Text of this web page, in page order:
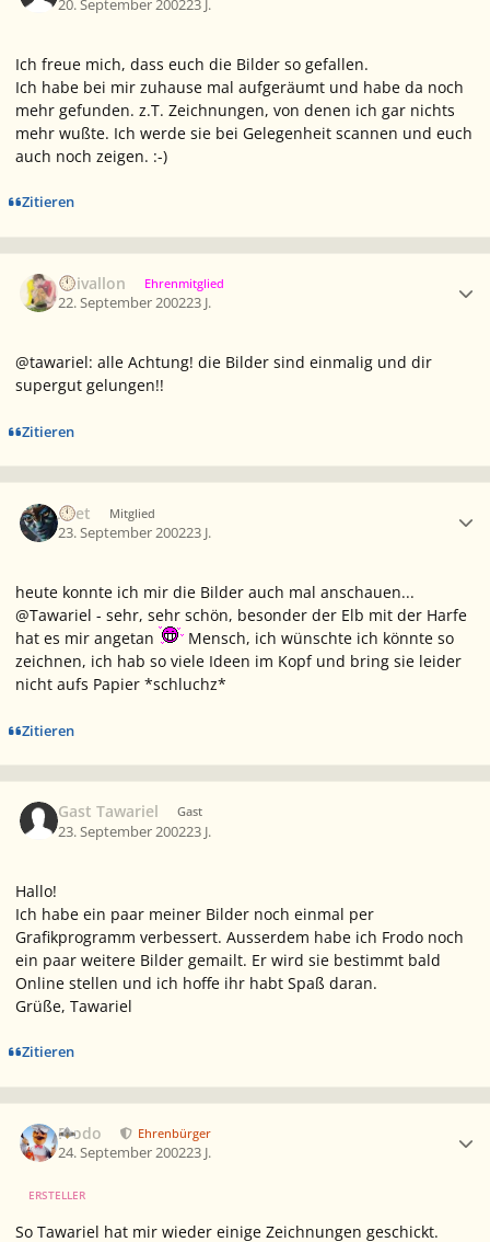
20. September 200223 J.
Ich freue mich, dass euch die Bilder so gefallen.
Ich habe bei mir zuhause mal aufgeräumt und habe da noch
mehr gefunden. z.T. Zeichnungen, von denen ich gar nichts
mehr wußte. Ich werde sie bei Gelegenheit scannen und euch
auch noch zeigen. :-)
Zitieren
Caivallon Ehrenmitglied
22. September 200223 J.
@tawariel: alle Achtung! die Bilder sind einmalig und dir
supergut gelungen!!
Zitieren
Aset Mitglied
23. September 200223 J.
heute konnte ich mir die Bilder auch mal anschauen...
@Tawariel - sehr, sehr schön, besonder der Elb mit der Harfe
hat es mir angetan
Mensch, ich wünschte ich könnte so
zeichnen, ich hab so viele Ideen im Kopf und bring sie leider
nicht aufs Papier *schluchz*
Zitieren
Gast Tawariel Gast
23. September 200223 J.
Hallo!
Ich habe ein paar meiner Bilder noch einmal per
Grafikprogramm verbessert. Ausserdem habe ich Frodo noch
ein paar weitere Bilder gemailt. Er wird sie bestimmt bald
Online stellen und ich hoffe ihr habt Spaß daran.
Grüße, Tawariel
Zitieren
Frodo Ehrenbürger
24. September 200223 J.
ERSTELLER
So Tawariel hat mir wieder einige Zeichnungen geschickt.